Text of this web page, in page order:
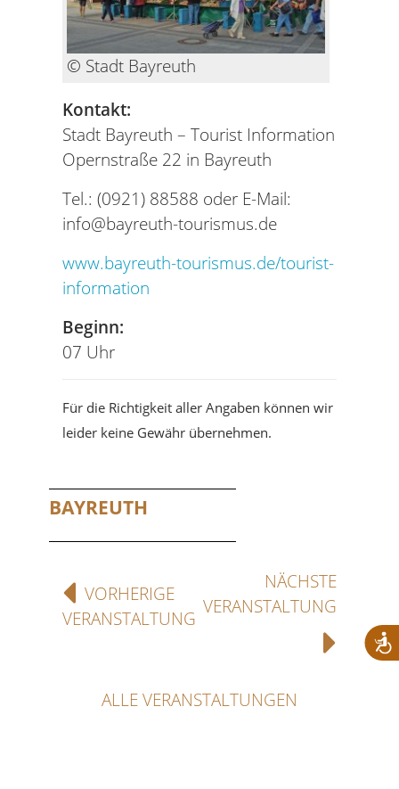
© Stadt Bayreuth
Kontakt:
Stadt Bayreuth – Tourist Information
Opernstraße 22 in Bayreuth
Tel.: (0921) 88588 oder E-Mail:
info@bayreuth-tourismus.de
www.bayreuth-tourismus.de/tourist-
information
Beginn:
07 Uhr
Für die Richtigkeit aller Angaben können wir
leider keine Gewähr übernehmen.
BAYREUTH
VORHERIGE
VERANSTALTUNG
NÄCHSTE
VERANSTALTUNG
ALLE VERANSTALTUNGEN